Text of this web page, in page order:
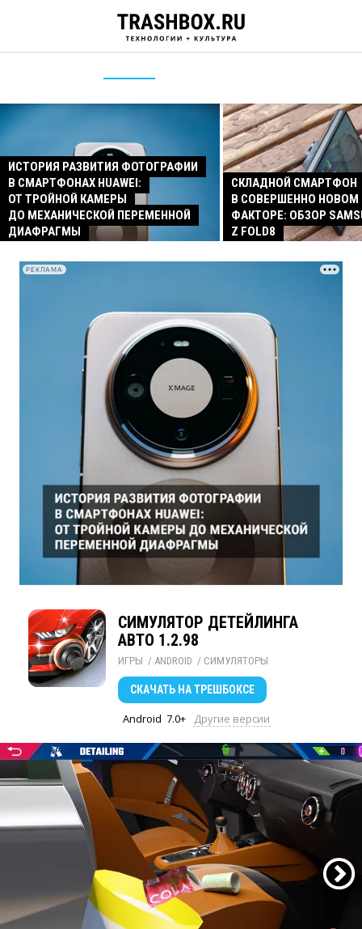
ИСТОРИЯ РАЗВИТИЯ ФОТОГРАФИИ
В СМАРТФОНАХ HUAWEI:
ОТ ТРОЙНОЙ КАМЕРЫ
ДО МЕХАНИЧЕСКОЙ ПЕРЕМЕННОЙ
ДИАФРАГМЫ
СКЛАДНОЙ СМАРТФОН
В СОВЕРШЕННО
ФАКТОРЕ: ОБЗОР
Z FOLD8
РЕКЛАМА
СИМУЛЯТОР ДЕТЕЙЛИНГА
АВТО 1.2.98
ИГРЫ / ANDROID / СИМУЛЯТОРЫ
СКАЧАТЬ НА ТРЕШБОКСЕ
Android 7.0+ Другие версии